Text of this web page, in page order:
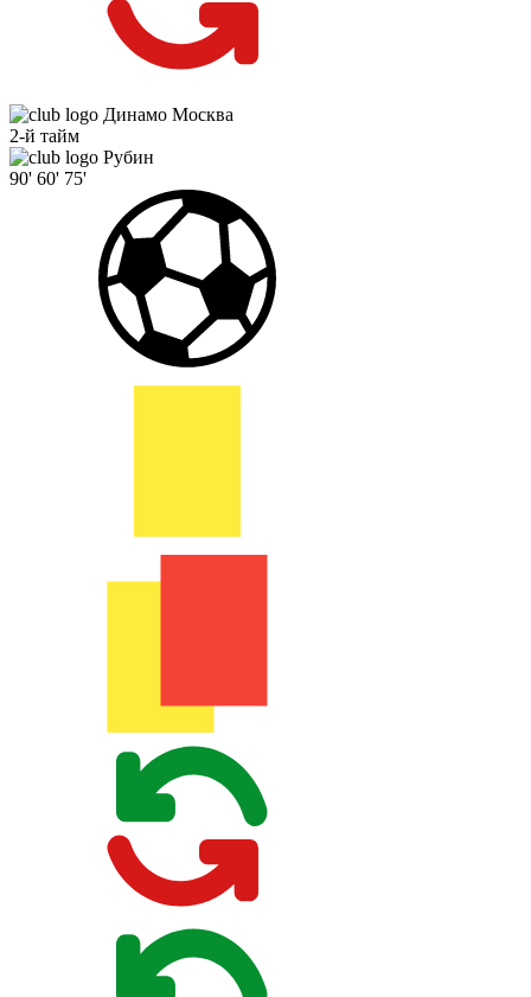
Динамо Москва
2-й тайм
Рубин
90' 60' 75'